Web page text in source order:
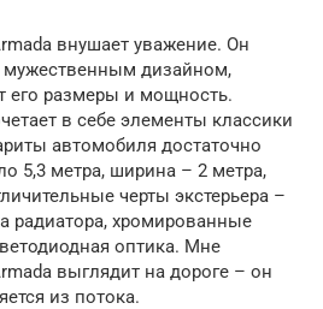
внушает уважение. Он
дизайном,
его размеры и мощность.
в себе элементы классики
автомобиля достаточно
5,3 метра, ширина – 2 метра,
черты экстерьера –
радиатора, хромированные
оптика. Мне
выглядит на дороге – он
из потока.